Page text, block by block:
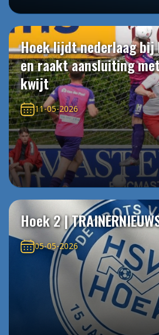
Hoek lijdt nederlaag bij
en raakt aansluiting
kwijt
11-05-2026
Hoek 2 |
05-05-2026